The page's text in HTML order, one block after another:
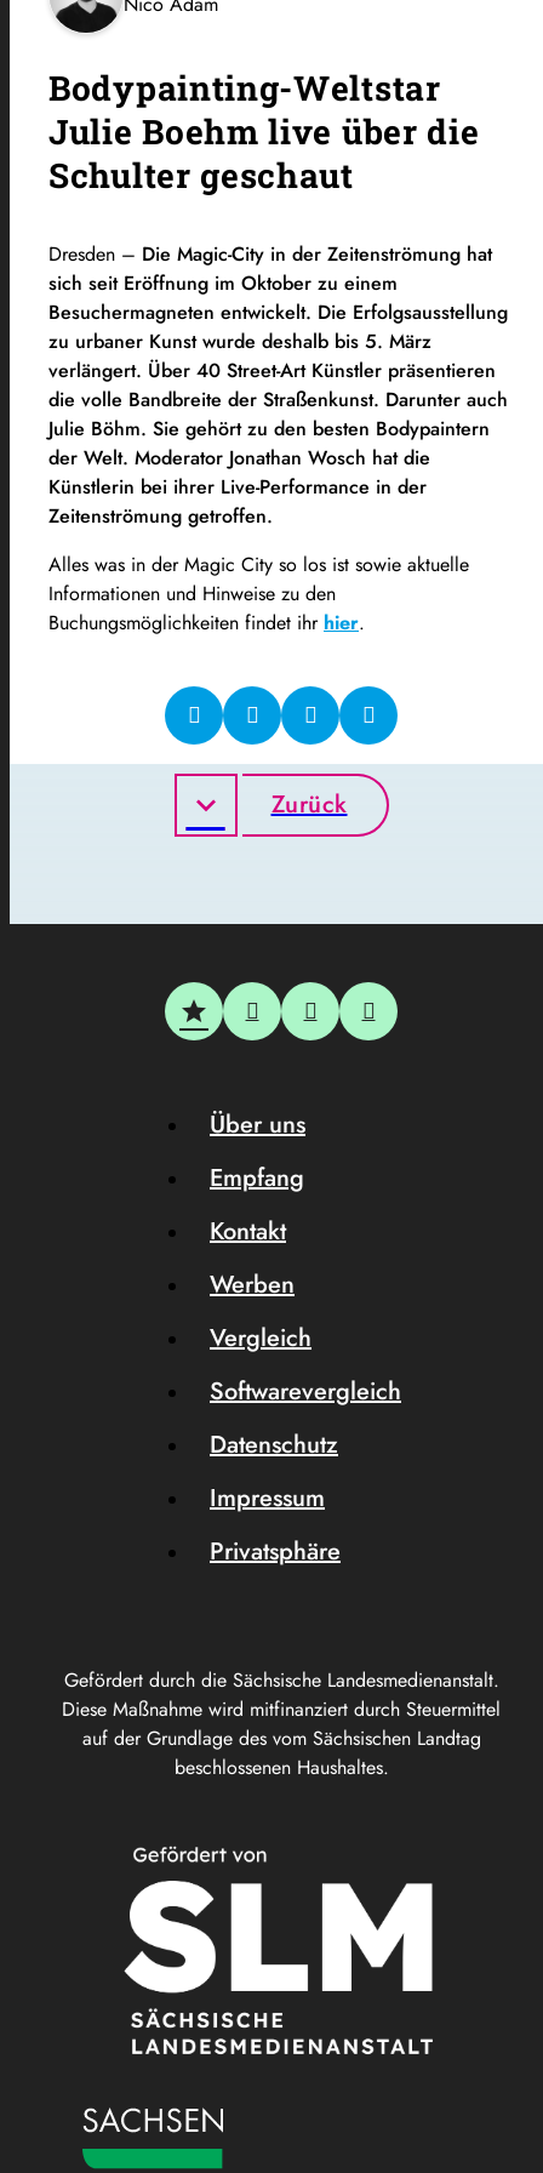
Bodypainting-Weltstar
Julie Boehm live über die
Schulter geschaut
Dresden – Die Magic-City in der Zeitenströmung hat
sich seit Eröffnung im Oktober zu einem
Besuchermagneten entwickelt. Die Erfolgsausstellung
zu urbaner Kunst wurde deshalb bis 5. März
verlängert. Über 40 Street-Art Künstler präsentieren
die volle Bandbreite der Straßenkunst. Darunter auch
Julie Böhm. Sie gehört zu den besten Bodypaintern
der Welt. Moderator Jonathan Wosch hat die
Künstlerin bei ihrer Live-Performance in der
Zeitenströmung getroffen.
Alles was in der Magic City so los ist sowie aktuelle
Informationen und Hinweise zu den
Buchungsmöglichkeiten findet ihr hier.
Zurück
Gefördert durch die Sächsische Landesmedienanstalt.
Diese Maßnahme wird mitfinanziert durch Steuermittel
auf der Grundlage des vom Sächsischen Landtag
beschlossenen Haushaltes.
Über uns
Empfang
Kontakt
Werben
Vergleich
Softwarevergleich
Datenschutz
Impressum
Privatsphäre